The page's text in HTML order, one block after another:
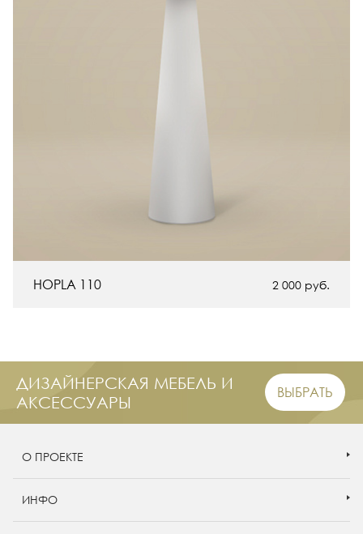
2 000 руб.
HOPLA 110
ДИЗАЙНЕРСКАЯ МЕБЕЛЬ И
АКСЕССУАРЫ
ВЫБРАТЬ
О ПРОЕКТЕ
ИНФО